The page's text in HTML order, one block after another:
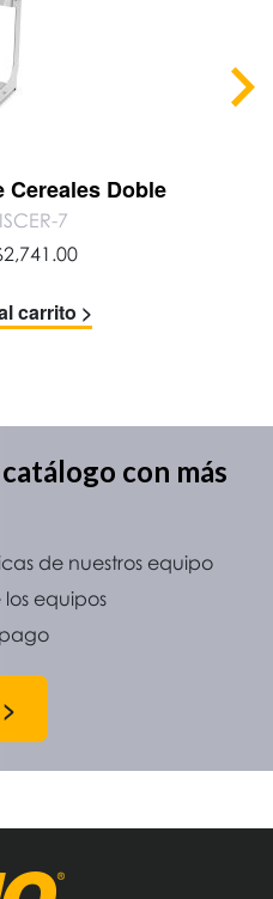
Cereales Doble
7
2,741.00
carrito >
con más
de nuestros equipo
equipos